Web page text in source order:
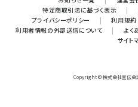
特定商取引法に基づく表示
|
プライバシーポリシー
| 利用規約
利用者情報の外部送信について
| よく
サイト
Copyright © 株式会社宣伝